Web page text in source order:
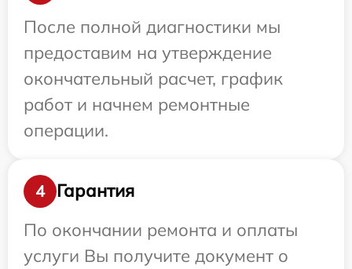
После полной диагностики мы
предоставим на утверждение
окончательный расчет, график
работ и начнем ремонтные
операции.
4
Гарантия
По окончании ремонта и оплаты
услуги Вы получите документ о